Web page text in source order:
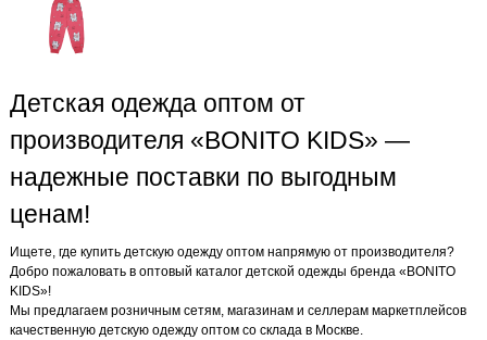
Детская одежда оптом от
производителя «BONITO KIDS» —
надежные поставки по выгодным
ценам!
Ищете, где купить детскую одежду оптом напрямую от производителя?
Добро пожаловать в оптовый каталог детской одежды бренда «BONITO
KIDS»!
Мы предлагаем розничным сетям, магазинам и селлерам маркетплейсов
качественную детскую одежду оптом со склада в Москве.